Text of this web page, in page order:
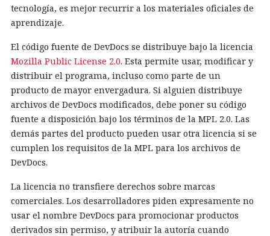
tecnología, es mejor recurrir a los materiales oficiales de
aprendizaje.
El código fuente de DevDocs se distribuye bajo la licencia
Mozilla Public License 2.0. Esta permite usar, modificar y
distribuir el programa, incluso como parte de un
producto de mayor envergadura. Si alguien distribuye
archivos de DevDocs modificados, debe poner su código
fuente a disposición bajo los términos de la MPL 2.0. Las
demás partes del producto pueden usar otra licencia si se
cumplen los requisitos de la MPL para los archivos de
DevDocs.
La licencia no transfiere derechos sobre marcas
comerciales. Los desarrolladores piden expresamente no
usar el nombre DevDocs para promocionar productos
derivados sin permiso, y atribuir la autoría cuando